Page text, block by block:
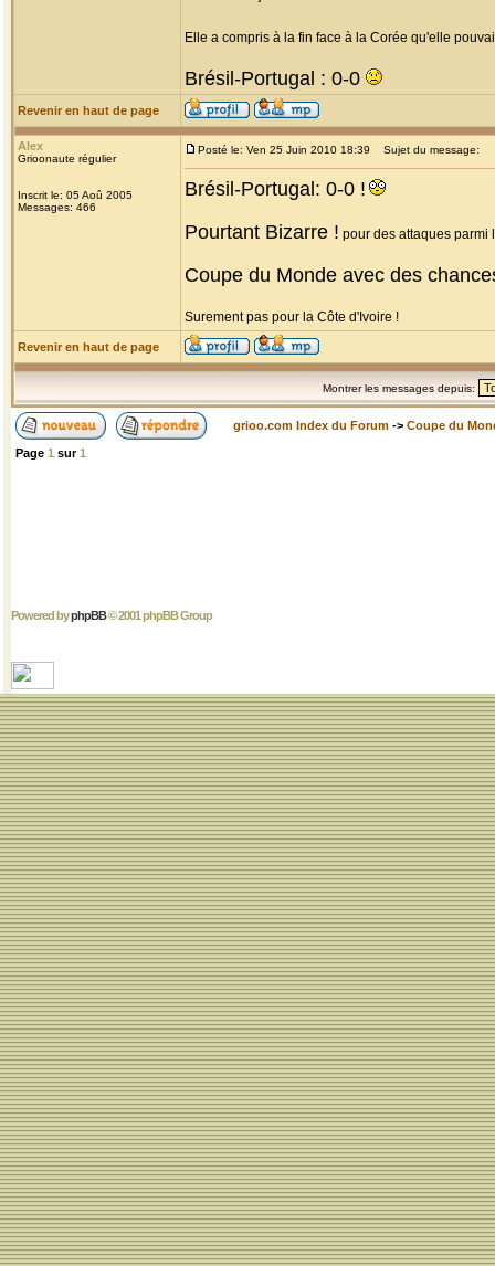
Elle a compris à la fin face à la Corée qu'elle
Brésil-Portugal : 0-0
Revenir en haut de page
Alex
Grioonaute régulier
Inscrit le: 05 Aoû 2005
Messages: 466
Posté le: Ven 25 Juin 2010 18:39 Sujet du message:
Brésil-Portugal: 0-0 !
Pourtant Bizarre ! pour des attaques parmi
Coupe du Monde avec des
Surement pas pour la Côte d'Ivoire !
Revenir en haut de page
Montrer les messages depuis:
grioo.com Index du Forum -> Coupe du
Page 1 sur1
Powered byphpBB© 2001 phpBB Group